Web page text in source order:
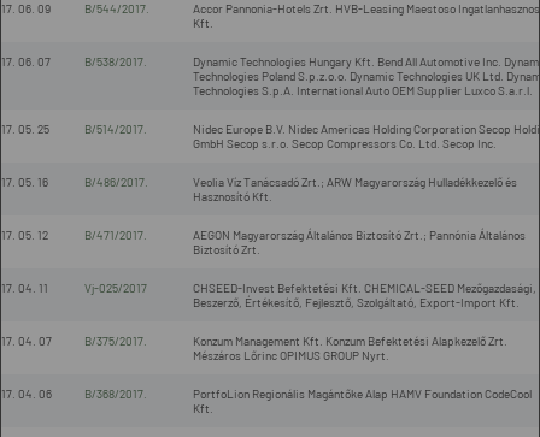
06. 09 B/544/2017.
Accor Pannonia-Hotels Zrt. HVB-Leasing Maestoso
Kft.
06. 07 B/538/2017.
Dynamic Technologies Hungary Kft. Bend All Automotive Inc.
Technologies Poland S.p.z.o.o. Dynamic Technologies UK Ltd.
Technologies S.p.A. International Auto OEM Supplier Luxco S.a.r.l.
05. 25 B/514/2017.
Nidec Europe B.V. Nidec Americas Holding Corporation Secop
GmbH Secop s.r.o. Secop Compressors Co. Ltd. Secop Inc.
05. 16 B/486/2017.
Veolia Víz Tanácsadó Zrt.; ARW Magyarország Hulladékkezelő és
Hasznosító Kft.
05. 12 B/471/2017.
AEGON Magyarország Általános Biztosító Zrt.; Pannónia Általános
Biztosító Zrt.
04. 11 Vj-025/2017
CHSEED-Invest Befektetési Kft. CHEMICAL-SEED Mezőgazdasági,
Beszerző, Értékesítő, Fejlesztő, Szolgáltató, Export-Import Kft.
04. 07 B/375/2017.
Konzum Management Kft. Konzum Befektetési Alapkezelő Zrt.
Mészáros Lőrinc OPIMUS GROUP Nyrt.
04. 06 B/368/2017.
PortfoLion Regionális Magántőke Alap HAMV Foundation CodeCool
Kft.